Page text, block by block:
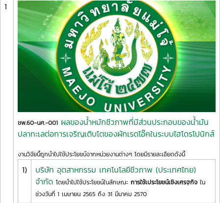
1
ชพ.60-นศ.-001 ผลของน้ำหมักชีวภาพที่มีส่วนประกอบของน้ำมัน
ปลาทะเลต่อการเจริญเติบโตของผักเรดโอ๊คในระบบไฮโดรโปนิกส์
งานวิจัยนี้ถูกนำไปใช้ประโยชน์จากหน่วยงานต่างๆ โดยมีรายละเอียดดังนี้
1)
บริษัท อุตสาหกรรม เทคโนโลยีชีวภาพ (ประเทศไทย)
จำกัด โดยนำไปใช้ประโยชน์ในลักษณะ การใช้เประโยชน์เชิงเศรฐกิจ ใน
ช่วงวันที่ 1 เมษายน 2565 ถึง 31 มีนาคม 2570